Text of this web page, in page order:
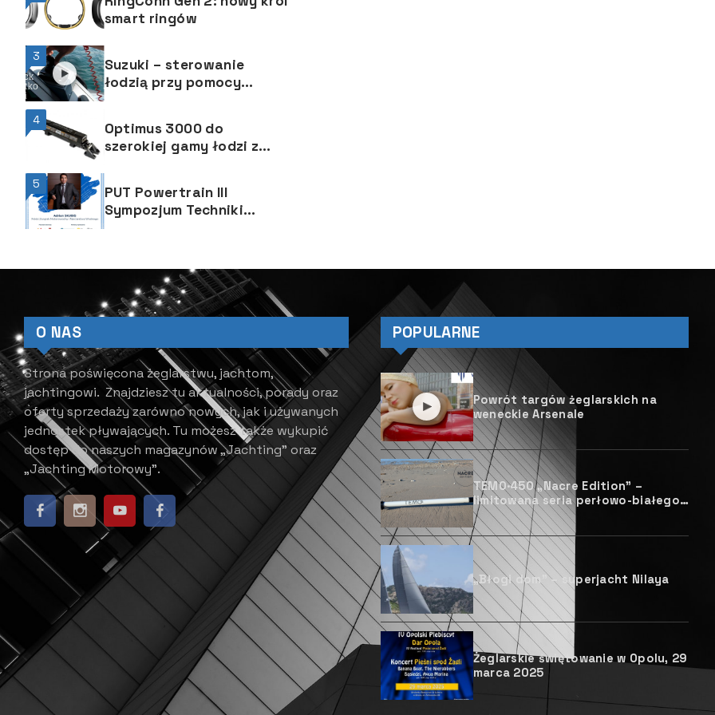
zabawy z żeglowania
smart ringów
3
Suzuki – sterowanie
łodzią przy pomocy
joysticka
4
Optimus 3000 do
szerokiej gamy łodzi z
5
PUT Powertrain III
Sympozjum Techniki
Motorowodnej
O NAS
Strona poświęcona żeglarstwu, jachtom,
jachtingowi. Znajdziesz tu aktualności, porady oraz
oferty sprzedaży zarówno nowych, jak i używanych
jednostek pływających. ​ Tu możesz także wykupić
dostęp do naszych magazynów „Jachting” oraz
„Jachting Motorowy”.
POPULARNE
Powrót targów żeglarskich na
weneckie Arsenale
TEMO·450 „Nacre Edition” –
limitowana seria perłowo-białego
silnika o mocy 450 W
„Błogi dom” – superjacht Nilaya
Żeglarskie świętowanie w Opolu, 29
marca 2025